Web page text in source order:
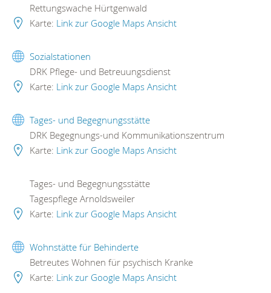
Rettungswache Hürtgenwald
Karte: Link zur Google Maps Ansicht
Sozialstationen
DRK Pflege- und Betreuungsdienst
Karte: Link zur Google Maps Ansicht
Tages- und Begegnungsstätte
DRK Begegnungs-und Kommunikationszentrum
Karte: Link zur Google Maps Ansicht
Tages- und Begegnungsstätte
Tagespflege Arnoldsweiler
Karte: Link zur Google Maps Ansicht
Wohnstätte für Behinderte
Betreutes Wohnen für psychisch Kranke
Karte: Link zur Google Maps Ansicht